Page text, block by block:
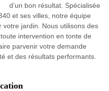
d’un bon résultat. Spécialisée
et ses villes, notre équipe
votre jardin. Nous utilisons des
intervention en tonte de
parvenir votre demande
et des résultats performants.